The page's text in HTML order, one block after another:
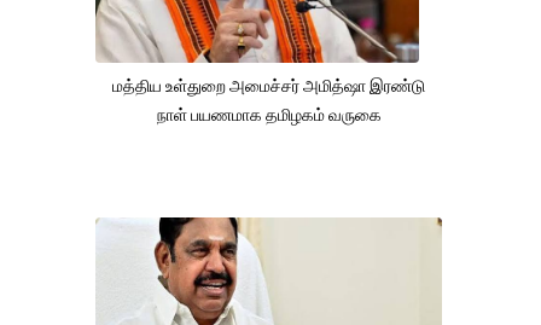
மத்திய உள்துறை அமைச்சர் அமித்ஷா இரண்டு
நாள் பயணமாக தமிழகம் வருகை